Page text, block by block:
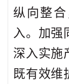
纵向整
入。加强
深入实施
既有效维